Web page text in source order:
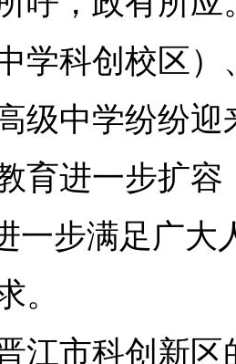
学科创校区
级中学纷纷
育进一步扩
一步满足广大
。
江市科创新